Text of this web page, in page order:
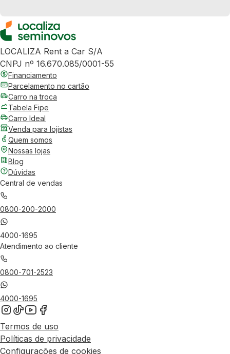
LOCALIZA Rent a Car S/A
CNPJ nº 16.670.085/0001-55
Financiamento
Parcelamento no cartão
Carro na troca
Tabela Fipe
Carro Ideal
Venda para lojistas
Quem somos
Nossas lojas
Blog
Dúvidas
Central de vendas
0800-200-2000
4000-1695
Atendimento ao cliente
0800-701-2523
4000-1695
Termos de uso
Políticas de privacidade
Configurações de cookies